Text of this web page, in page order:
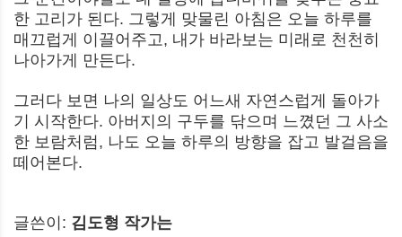
한 고리가 된다. 그렇게 맞물린 아침은 오늘 하루를
매끄럽게 이끌어주고, 내가 바라보는 미래로 천천히
나아가게 만든다.
그러다 보면 나의 일상도 어느새 자연스럽게 돌아가
기 시작한다. 아버지의 구두를 닦으며 느꼈던 그 사소
한 보람처럼, 나도 오늘 하루의 방향을 잡고 발걸음을
떼어본다.
글쓴이: 김도형 작가는